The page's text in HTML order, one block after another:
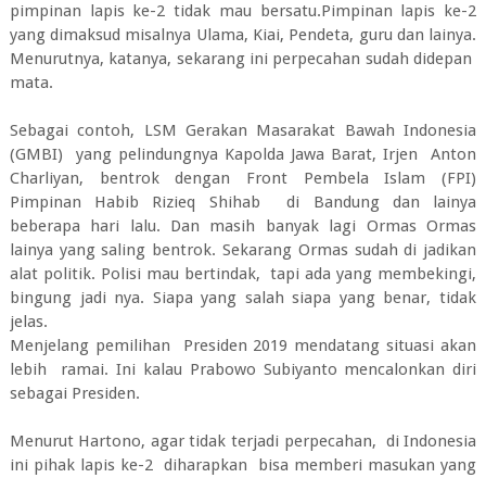
pimpinan lapis ke-2 tidak mau bersatu.Pimpinan lapis ke-2
yang dimaksud misalnya Ulama, Kiai, Pendeta, guru dan lainya.
Menurutnya, katanya, sekarang ini perpecahan sudah didepan
mata.
Sebagai contoh, LSM Gerakan Masarakat Bawah Indonesia
(GMBI) yang pelindungnya Kapolda Jawa Barat, Irjen Anton
Charliyan, bentrok dengan Front Pembela Islam (FPI)
Pimpinan Habib Rizieq Shihab di Bandung dan lainya
beberapa hari lalu. Dan masih banyak lagi Ormas Ormas
lainya yang saling bentrok. Sekarang Ormas sudah di jadikan
alat politik. Polisi mau bertindak, tapi ada yang membekingi,
bingung jadi nya. Siapa yang salah siapa yang benar, tidak
jelas.
Menjelang pemilihan Presiden 2019 mendatang situasi akan
lebih ramai. Ini kalau Prabowo Subiyanto mencalonkan diri
sebagai Presiden.
Menurut Hartono, agar tidak terjadi perpecahan, di Indonesia
ini pihak lapis ke-2 diharapkan bisa memberi masukan yang